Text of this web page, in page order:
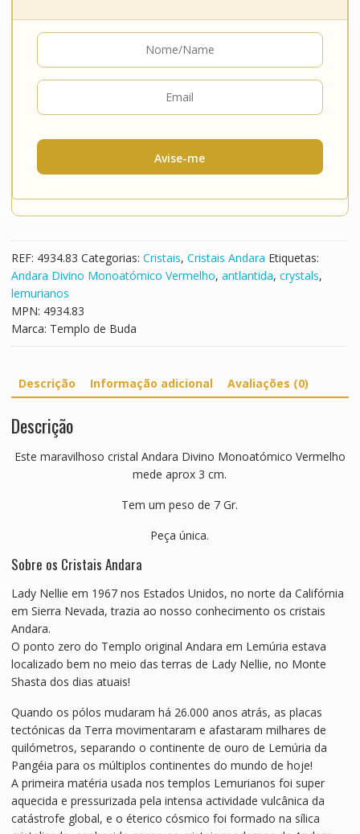
Avise-me
REF: 4934.83 Categorias: Cristais, Cristais Andara Etiquetas:
Andara Divino Monoatómico Vermelho, antlantida, crystals,
lemurianos
MPN: 4934.83
Marca: Templo de Buda
Descrição Informação adicional Avaliações (0)
Descrição
Este maravilhoso cristal Andara Divino Monoatómico Vermelho
mede aprox 3 cm.
Tem um peso de 7 Gr.
Peça única.
Sobre os Cristais Andara
Lady Nellie em 1967 nos Estados Unidos, no norte da Califórnia
em Sierra Nevada, trazia ao nosso conhecimento os cristais
Andara.
O ponto zero do Templo original Andara em Lemúria estava
localizado bem no meio das terras de Lady Nellie, no Monte
Shasta dos dias atuais!
Quando os pólos mudaram há 26.000 anos atrás, as placas
tectónicas da Terra movimentaram e afastaram milhares de
quilómetros, separando o continente de ouro de Lemúria da
Pangéia para os múltiplos continentes do mundo de hoje!
A primeira matéria usada nos templos Lemurianos foi super
aquecida e pressurizada pela intensa actividade vulcânica da
catástrofe global, e o éterico cósmico foi formado na sílica